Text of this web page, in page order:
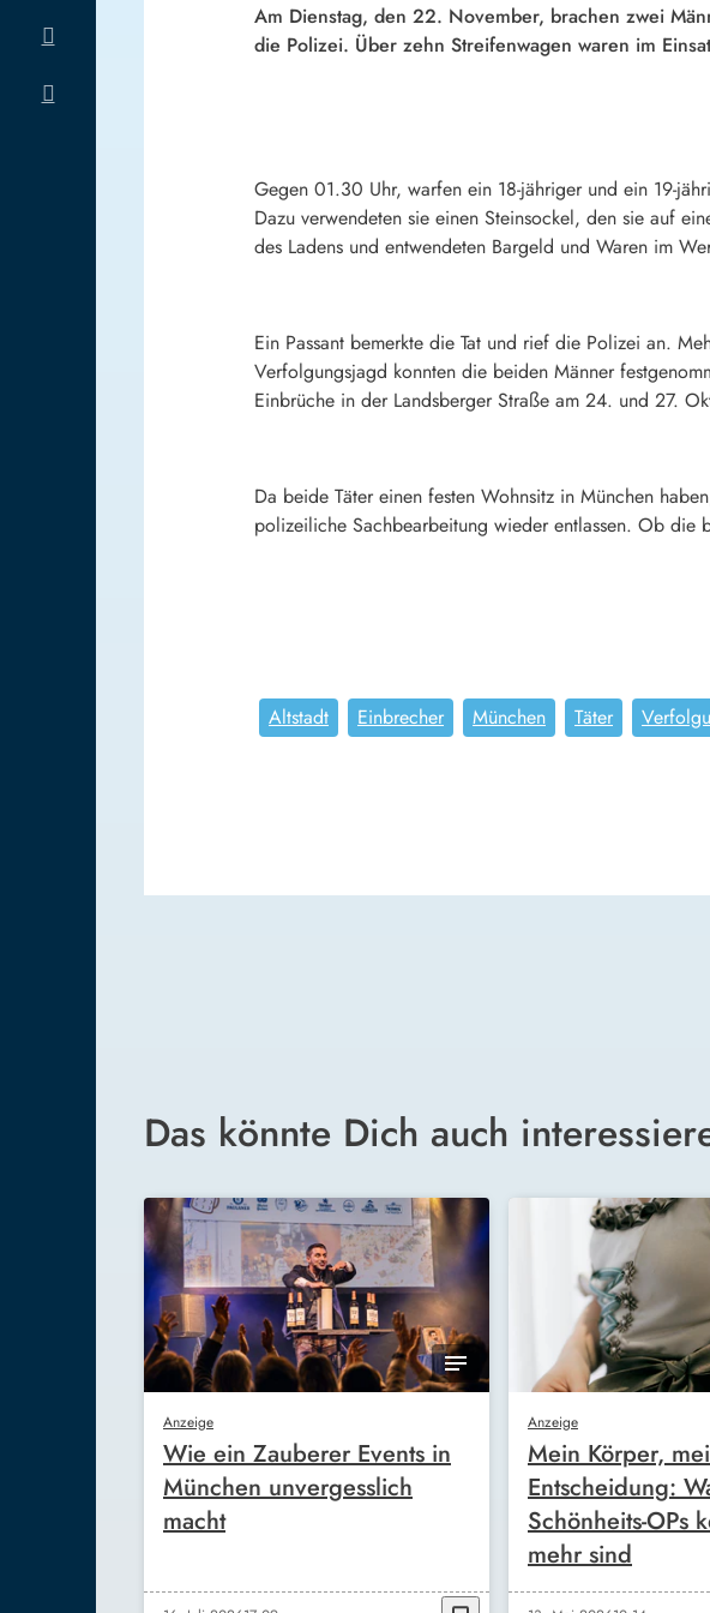
Am Dienstag, den 22. November, brachen zwei
die Polizei. Über zehn Streifenwagen waren im
Gegen 01.30 Uhr, warfen ein 18-jähriger und ein 19-
Dazu verwendeten sie einen Steinsockel, den sie auf
des Ladens und entwendeten Bargeld und Waren im
Ein Passant bemerkte die Tat und rief die Polizei an.
Verfolgungsjagd konnten die beiden Männer
Einbrüche in der Landsberger Straße am 24. und 27.
Da beide Täter einen festen Wohnsitz in München
polizeiliche Sachbearbeitung wieder entlassen. Ob
Altstadt Einbrecher München Täter
Das könnte Dich auch
Anzeige
Wie ein Zauberer Events in
München unvergesslich
macht
Anzeige
Mein Körper,
Entscheidung:
Schönheits-OPs
mehr sind